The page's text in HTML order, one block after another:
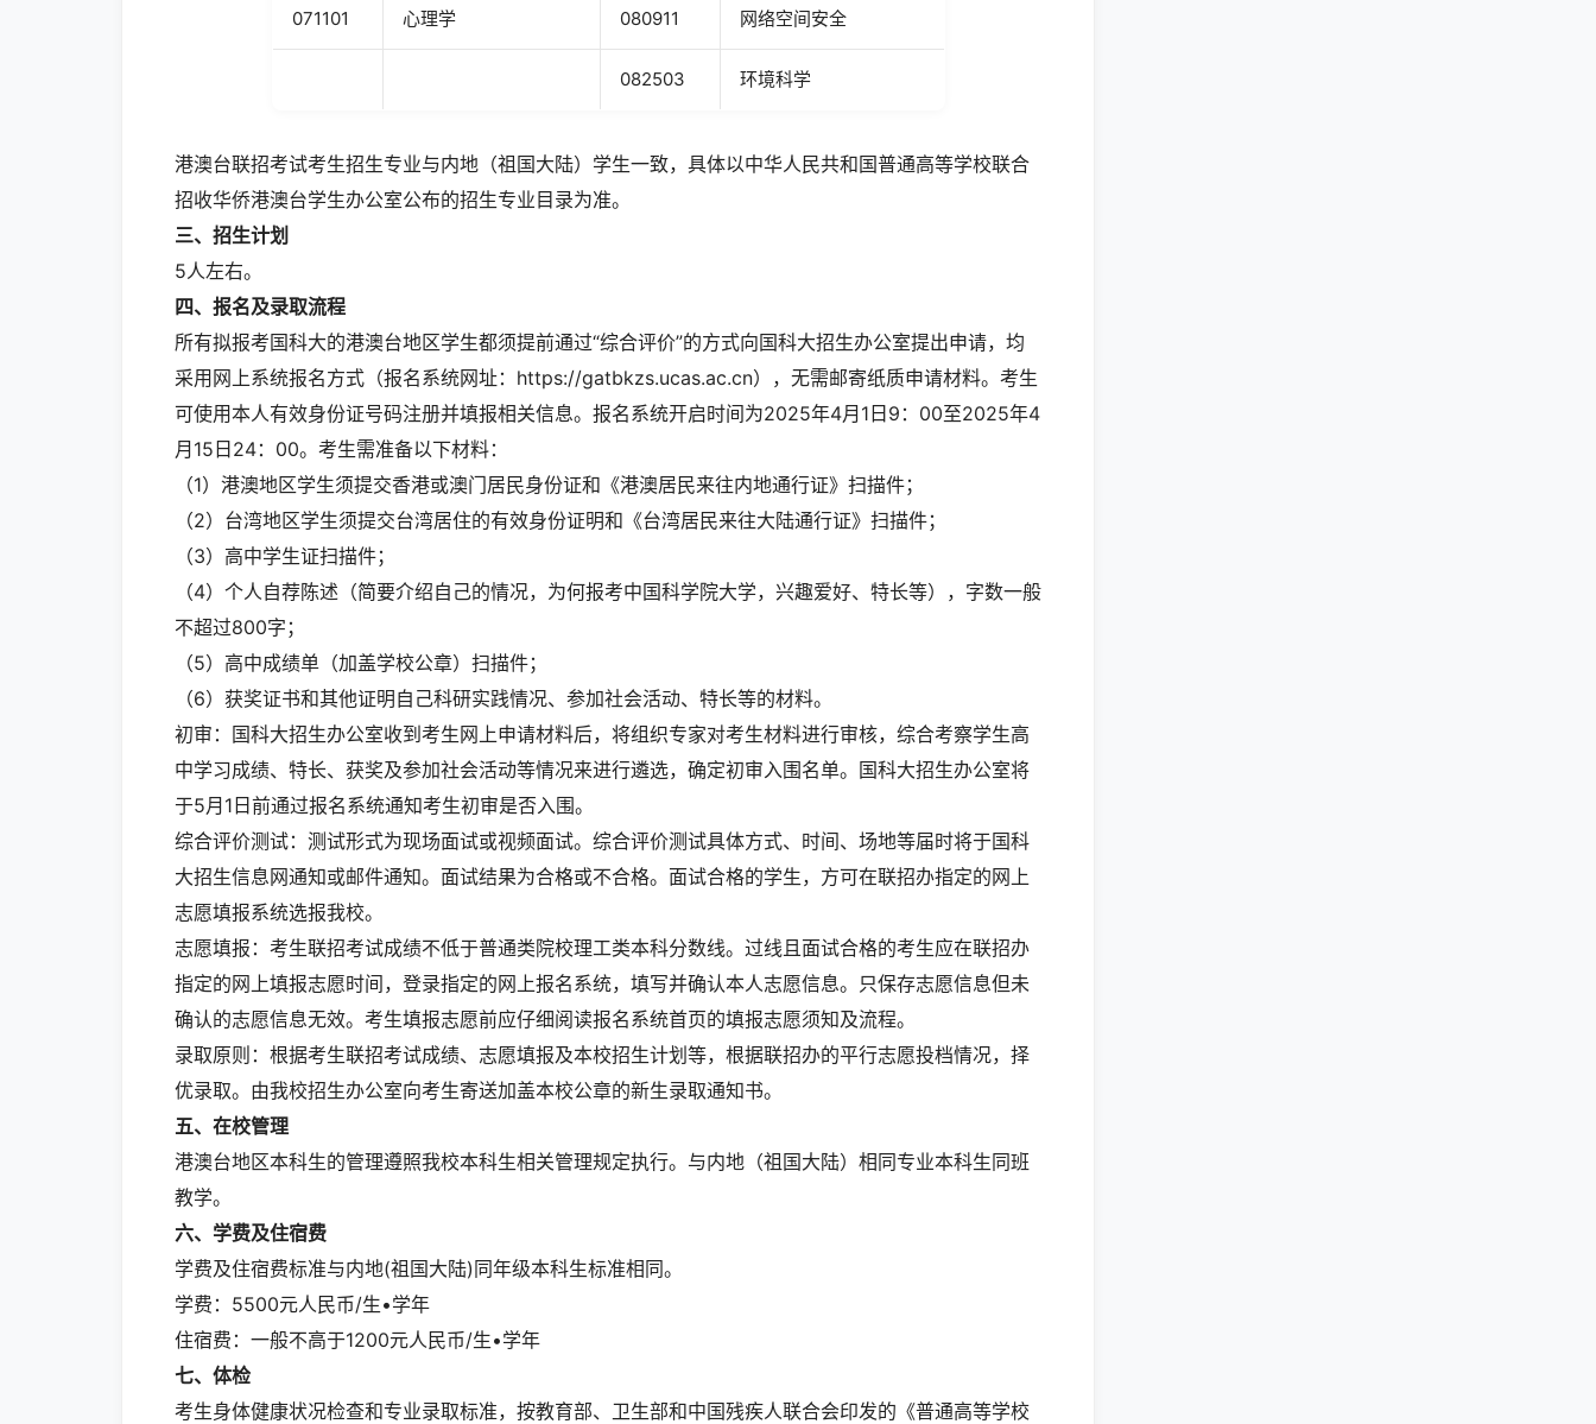
071101 心理学 080911 网络空间安全
082503 环境科学
港澳台联招考试考生招生专业与内地（祖国大陆）学生一致，具体以中华人民共和国普通高等学校联合
招收华侨港澳台学生办公室公布的招生专业目录为准。
三、招生计划
5人左右。
四、 报名及录取流程
所有拟报考国科大的港澳台地区学生都须提前通过“综合评价”的方式向国科大招生办公室提出申请，均
采用网上系统报名方式（报名系统网址：https://gatbkzs.ucas.ac.cn），无需邮寄纸质申请材料。考生
可使用本人有效身份证号码注册并填报相关信息。报名系统开启时间为2025年4月1日9：00至2025年4
月15日24：00。考生需准备以下材料：
（1）港澳地区学生须提交香港或澳门居民身份证和《港澳居民来往内地通行证》扫描件；
（2）台湾地区学生须提交台湾居住的有效身份证明和《台湾居民来往大陆通行证》扫描件；
（3）高中学生证扫描件；
（4）个人自荐陈述（简要介绍自己的情况，为何报考中国科学院大学，兴趣爱好、特长等），字数一般
不超过800字；
（5）高中成绩单（加盖学校公章）扫描件；
（6）获奖证书和其他证明自己科研实践情况、参加社会活动、特长等的材料。
初审：国科大招生办公室收到考生网上申请材料后，将组织专家对考生材料进行审核，综合考察学生高
中学习成绩、特长、获奖及参加社会活动等情况来进行遴选，确定初审入围名单。国科大招生办公室将
于5月1日前通过报名系统通知考生初审是否入围。
综合评价测试：测试形式为现场面试或视频面试。综合评价测试具体方式、时间、场地等届时将于国科
大招生信息网通知或邮件通知。面试结果为合格或不合格。面试合格的学生，方可在联招办指定的网上
志愿填报系统选报我校。
志愿填报：考生联招考试成绩不低于普通类院校理工类本科分数线。过线且面试合格的考生应在联招办
指定的网上填报志愿时间，登录指定的网上报名系统，填写并确认本人志愿信息。只保存志愿信息但未
确认的志愿信息无效。考生填报志愿前应仔细阅读报名系统首页的填报志愿须知及流程。
录取原则：根据考生联招考试成绩、志愿填报及本校招生计划等，根据联招办的平行志愿投档情况，择
优录取。由我校招生办公室向考生寄送加盖本校公章的新生录取通知书。
五、在校管理
港澳台地区本科生的管理遵照我校本科生相关管理规定执行。与内地（祖国大陆）相同专业本科生同班
教学。
六、 学费及住宿费
学费及住宿费标准与内地(祖国大陆)同年级本科生标准相同。
学费：5500元人民币/生•学年
住宿费：一般不高于1200元人民币/生•学年
七、体检
考生身体健康状况检查和专业录取标准，按教育部、卫生部和中国残疾人联合会印发的《普通高等学校